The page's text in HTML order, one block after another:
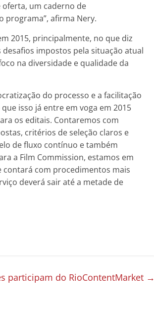
um caderno de
programa”, afirma Nery.
2015, principalmente, no que diz
impostos pela situação atual
na diversidade e qualidade da
do processo e a facilitação
isso já entre em voga em 2015
os editais. Contaremos com
critérios de seleção claros e
de fluxo contínuo e também
a Film Commission, estamos em
contará com procedimentos mais
deverá sair até a metade de
participam do RioContentMarket →